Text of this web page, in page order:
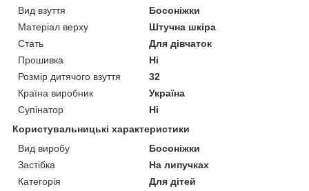
Вид взуття
Босоніжки
Матеріал верху
Штучна шкіра
Стать
Для дівчаток
Прошивка
Ні
Розмір дитячого взуття
32
Країна виробник
Україна
Супінатор
Ні
Користувальницькі характеристики
Вид виробу
Босоніжки
Застібка
На липучках
Категорія
Для дітей